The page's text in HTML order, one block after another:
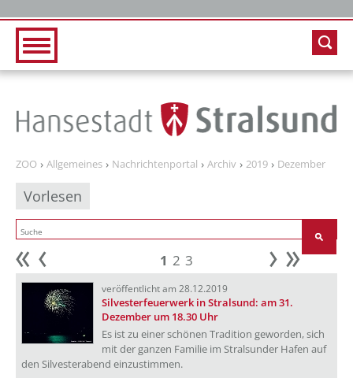
ZOO Allgemeines Nachrichtenportal Archiv 2019 Dezember
Vorlesen
Anfang 1 2 3 weiter
veröffentlicht am 28.12.2019
Silvesterfeuerwerk in Stralsund: am 31.
Dezember um 18.30 Uhr
Es ist zu einer schönen Tradition geworden, sich
mit der ganzen Familie im Stralsunder Hafen auf
den Silvesterabend einzustimmen.